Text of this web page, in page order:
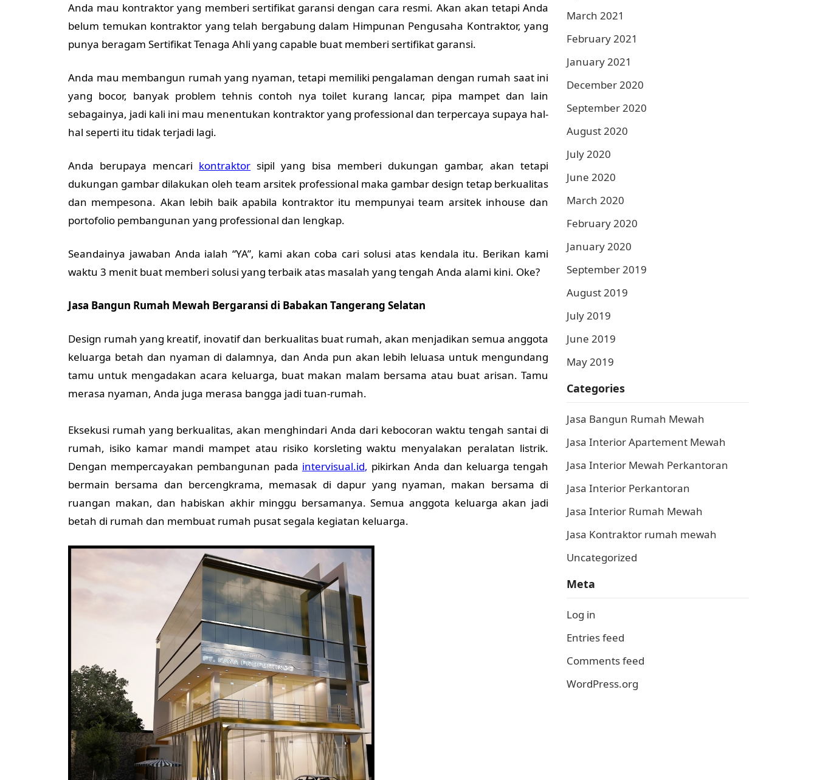
Anda mau kontraktor yang memberi sertifikat garansi dengan cara resmi. Akan akan tetapi Anda
belum temukan kontraktor yang telah bergabung dalam Himpunan Pengusaha Kontraktor, yang
punya beragam Sertifikat Tenaga Ahli yang capable buat memberi sertifikat garansi.
Anda mau membangun rumah yang nyaman, tetapi memiliki pengalaman dengan rumah saat ini
yang bocor, banyak problem tehnis contoh nya toilet kurang lancar, pipa mampet dan lain
sebagainya, jadi kali ini mau menentukan kontraktor yang professional dan terpercaya supaya hal-
hal seperti itu tidak terjadi lagi.
Anda berupaya mencari kontraktor sipil yang bisa memberi dukungan gambar, akan tetapi
dukungan gambar dilakukan oleh team arsitek professional maka gambar design tetap berkualitas
dan mempesona. Akan lebih baik apabila kontraktor itu mempunyai team arsitek inhouse dan
portofolio pembangunan yang professional dan lengkap.
Seandainya jawaban Anda ialah “YA”, kami akan coba cari solusi atas kendala itu. Berikan kami
waktu 3 menit buat memberi solusi yang terbaik atas masalah yang tengah Anda alami kini. Oke?
Jasa Bangun Rumah Mewah Bergaransi di Babakan Tangerang Selatan
Design rumah yang kreatif, inovatif dan berkualitas buat rumah, akan menjadikan semua anggota
keluarga betah dan nyaman di dalamnya, dan Anda pun akan lebih leluasa untuk mengundang
tamu untuk mengadakan acara keluarga, buat makan malam bersama atau buat arisan. Tamu
merasa nyaman, Anda juga merasa bangga jadi tuan-rumah.
Eksekusi rumah yang berkualitas, akan menghindari Anda dari kebocoran waktu tengah santai di
rumah, isiko kamar mandi mampet atau risiko korsleting waktu menyalakan peralatan listrik.
Dengan mempercayakan pembangunan pada intervisual.id, pikirkan Anda dan keluarga tengah
bermain bersama dan bercengkrama, memasak di dapur yang nyaman, makan bersama di
ruangan makan, dan habiskan akhir minggu bersamanya. Semua anggota keluarga akan jadi
betah di rumah dan membuat rumah pusat segala kegiatan keluarga.
March 2021
February 2021
January 2021
December 2020
September 2020
August 2020
July 2020
June 2020
March 2020
February 2020
January 2020
September 2019
August 2019
July 2019
June 2019
May 2019
Categories
Jasa Bangun Rumah Mewah
Jasa Interior Apartement Mewah
Jasa Interior Mewah Perkantoran
Jasa Interior Perkantoran
Jasa Interior Rumah Mewah
Jasa Kontraktor rumah mewah
Uncategorized
Meta
Log in
Entries feed
Comments feed
WordPress.org